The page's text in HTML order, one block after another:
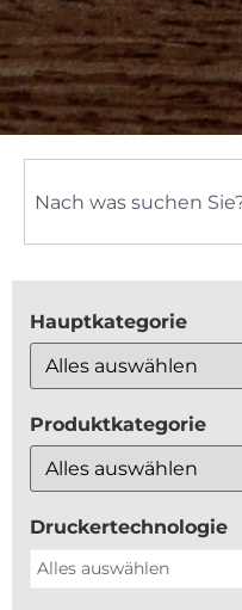
Hauptkategorie
Produktkategorie
Druckertechnologie
Alles auswählen